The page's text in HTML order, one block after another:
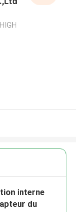
interne
du